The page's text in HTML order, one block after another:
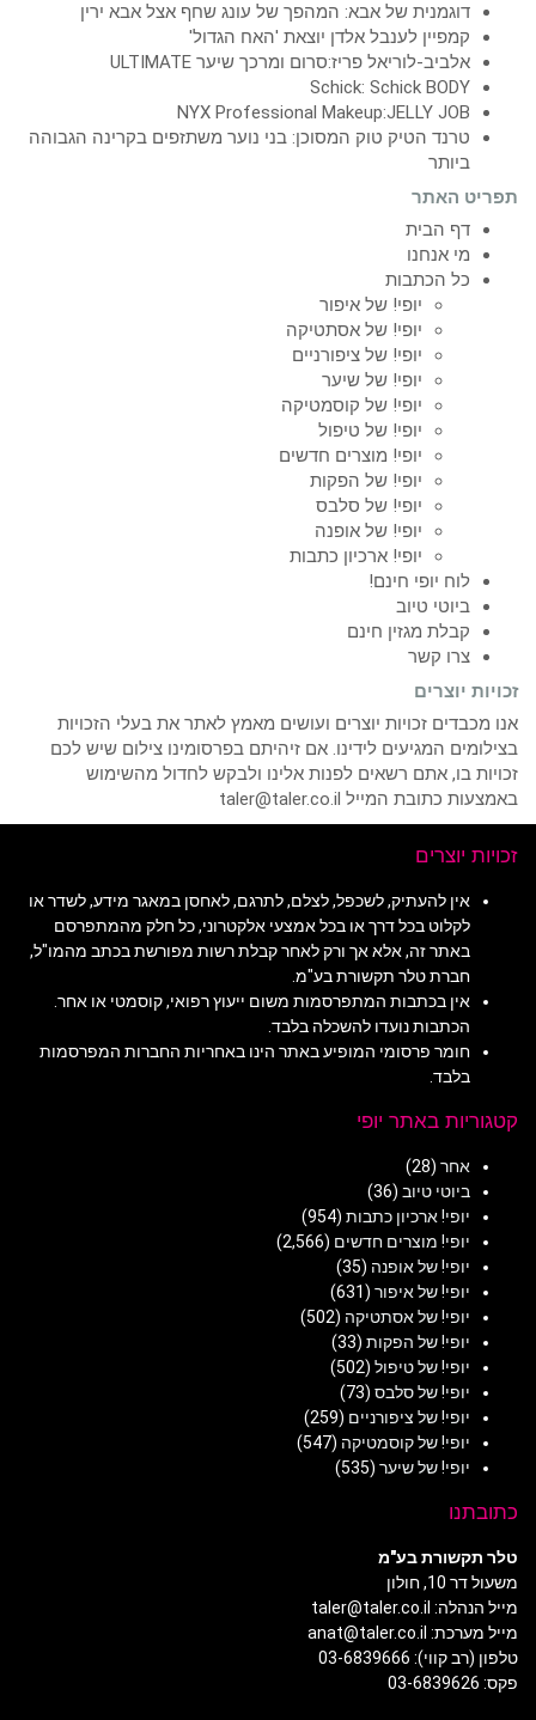
דוגמנית של אבא: המהפך של עונג שחף אצל אבא ירין
קמפיין לענבל אלדן יוצאת 'האח הגדול'
אלביב-לוריאל פריז:סרום ומרכך שיער ULTIMATE
Schick: Schick BODY
NYX Professional Makeup:JELLY JOB
טרנד הטיק טוק המסוכן: בני נוער משתזפים בקרינה הגבוהה
ביותר
תפריט האתר
דף הבית
מי אנחנו
כל הכתבות
יופי! של איפור
יופי! של אסתטיקה
יופי! של ציפורניים
יופי! של שיער
יופי! של קוסמטיקה
יופי! של טיפול
יופי! מוצרים חדשים
יופי! של הפקות
יופי! של סלבס
יופי! של אופנה
יופי! ארכיון כתבות
לוח יופי חינם!
ביוטי טיוב
קבלת מגזין חינם
צרו קשר
זכויות יוצרים
אנו מכבדים זכויות יוצרים ועושים מאמץ לאתר את בעלי הזכויות
בצילומים המגיעים לידינו. אם זיהיתם בפרסומינו צילום שיש לכם
זכויות בו, אתם רשאים לפנות אלינו ולבקש לחדול מהשימוש
באמצעות כתובת המייל taler@taler.co.il
זכויות יוצרים
אין להעתיק, לשכפל, לצלם, לתרגם, לאחסן במאגר מידע, לשדר או
לקלוט בכל דרך או בכל אמצעי אלקטרוני, כל חלק מהמתפרסם
באתר זה, אלא אך ורק לאחר קבלת רשות מפורשת בכתב מהמו"ל,
חברת טלר תקשורת בע"מ.
אין בכתבות המתפרסמות משום ייעוץ רפואי, קוסמטי או אחר.
הכתבות נועדו להשכלה בלבד.
חומר פרסומי המופיע באתר הינו באחריות החברות המפרסמות
בלבד.
קטגוריות באתר יופי
אחר (28)
ביוטי טיוב (36)
יופי! ארכיון כתבות (954)
יופי! מוצרים חדשים (2,566)
יופי! של אופנה (35)
יופי! של איפור (631)
יופי! של אסתטיקה (502)
יופי! של הפקות (33)
יופי! של טיפול (502)
יופי! של סלבס (73)
יופי! של ציפורניים (259)
יופי! של קוסמטיקה (547)
יופי! של שיער (535)
כתובתנו
טלר תקשורת בע"מ
משעול דר 10, חולון
מייל הנהלה: taler@taler.co.il
מייל מערכת: anat@taler.co.il
טלפון (רב קווי): 03-6839666
פקס: 03-6839626